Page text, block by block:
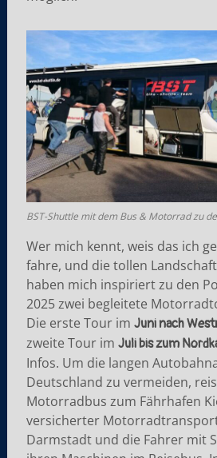
BST-Shuttle mit dem Bus & Motorrad zu
Wer mich kennt, weis das ich
fahre, und die tollen
haben mich inspiriert zu den
2025 zwei begleitete
Die erste Tour im Juni nach
zweite Tour im Juli bis zum
Infos. Um die langen
Deutschland zu vermeiden,
Motorradbus zum Fährhafen
versicherter
Darmstadt und die Fahrer mit